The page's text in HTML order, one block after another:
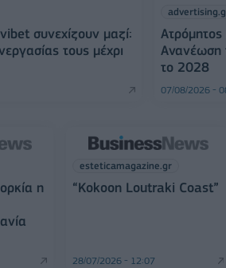
συνεχίζουν μαζί:
τους μέχρι
Ατρόμητος
Ανανέωση
το 2028
07/08/2026 -
η
esteticamagazine.gr
“Kokoon Loutraki Coast”
28/07/2026 - 12:07